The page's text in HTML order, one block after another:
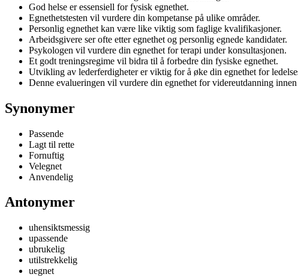
God helse er essensiell for fysisk egnethet.
Egnethetstesten vil vurdere din kompetanse på ulike områder.
Personlig egnethet kan være like viktig som faglige kvalifikasjoner.
Arbeidsgivere ser ofte etter egnethet og personlig egnede kandidater.
Psykologen vil vurdere din egnethet for terapi under konsultasjonen.
Et godt treningsregime vil bidra til å forbedre din fysiske egnethet.
Utvikling av lederferdigheter er viktig for å øke din egnethet for
Denne evalueringen vil vurdere din egnethet for videreutdanning
Synonymer
Passende
Lagt til rette
Fornuftig
Velegnet
Anvendelig
Antonymer
uhensiktsmessig
upassende
ubrukelig
utilstrekkelig
uegnet